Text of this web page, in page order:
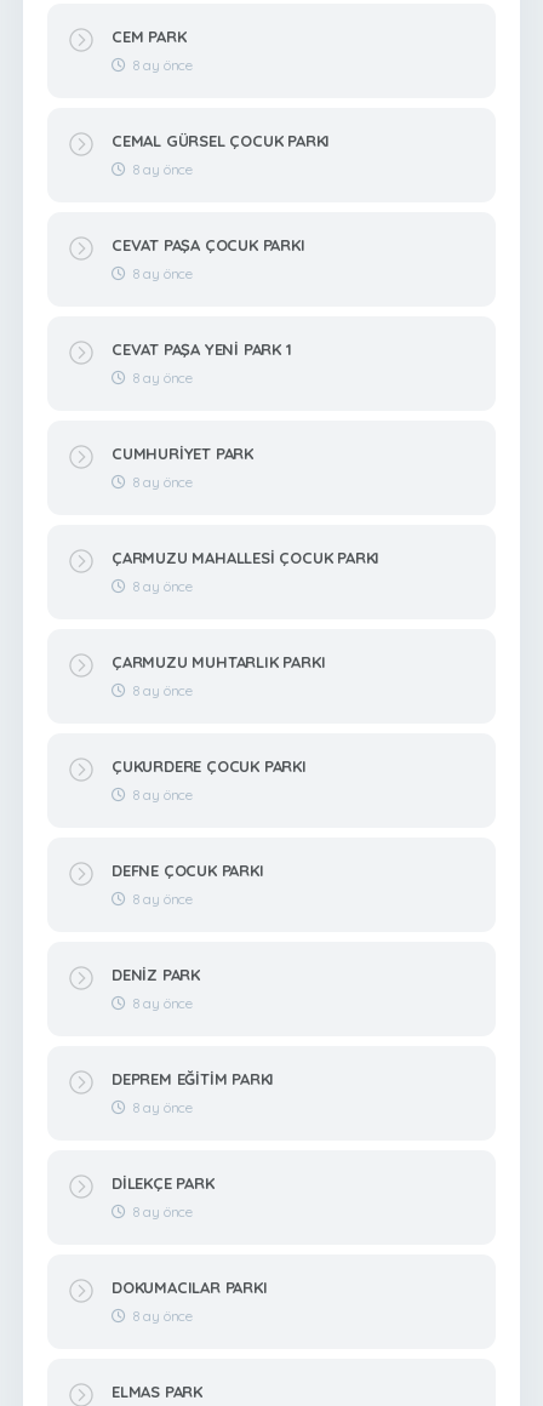
CEM PARK
8 ay önce
CEMAL GÜRSEL ÇOCUK PARKI
8 ay önce
CEVAT PAŞA ÇOCUK PARKI
8 ay önce
CEVAT PAŞA YENİ PARK 1
8 ay önce
CUMHURİYET PARK
8 ay önce
ÇARMUZU MAHALLESİ ÇOCUK PARKI
8 ay önce
ÇARMUZU MUHTARLIK PARKI
8 ay önce
ÇUKURDERE ÇOCUK PARKI
8 ay önce
DEFNE ÇOCUK PARKI
8 ay önce
DENİZ PARK
8 ay önce
DEPREM EĞİTİM PARKI
8 ay önce
DİLEKÇE PARK
8 ay önce
DOKUMACILAR PARKI
8 ay önce
ELMAS PARK